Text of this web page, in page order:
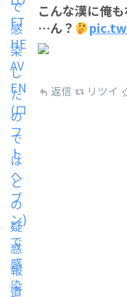
こんな漢に俺も
…ん？
返信 リツイ